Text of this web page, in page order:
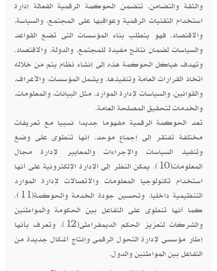
والثقة والتضامن. تتضمن الحوكمة الرقمية الفعالة إدارة
استخدام التقنيات الرقمية وعواقبها على المجتمع، والسياسة،
والاقتصاد. فهو يتطلب بناء المؤسسات التى تضع القواعد
والسياسات لضمان نتائج مفيدة للمجتمع، والدولة، والاقتصاد.
وتهدف هياكل الحوكمة هذه إلى إنشاء نظام يتم من خلاله
اتخاذ القرارات العامة وتنفيذها، ويشمل المؤسسات، والأعراف،
والقوانين، والسياسات لإدارة الموارد، مثل البيانات، والمعلومات،
والخدمات لتحقيق المصلحة العامة.
تعد الحوكمة الرقمية مفهوما جديدا نسبيا مع تعريفات
مختلفة تفتقر إلى إجماع موحد. إنها تنطوى على وضع
وتنفيذ السياسات والإجراءات والمعايير لإدارة مجال
المعلومات(10). يمكن النظر إلى الإدارة الإلكترونية على أنها
استخدام تكنولوجيا المعلومات والاتصالات لإدارة الموارد
التنظيمية داخليا، وتحسين جودة الخدمة والحوكمة(11).
كما أنها تنطوى على التفاعل بين الحكومة والمواطنين
والشركات لتعزيز الحكم الديمقراطى(12)، وتعرف بأنها
إطار مؤسسى لإدارة التحول الرقمى وإنتاج أشكال جديدة من
التفاعل بين المواطنين والدول.